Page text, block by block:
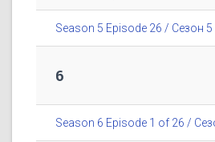
Season 5 Episode 26 / Сезон 5
6
Season 6 Episode 1 of 26 /